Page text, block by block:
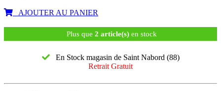
AJOUTER AU PANIER
Plus que 2 article(s)en stock
En Stock magasin de Saint Nabord (88)
Retrait Gratuit